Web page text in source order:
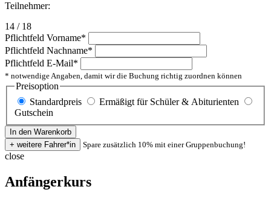
Teilnehmer:
14 / 18
Pflichtfeld Vorname*
Pflichtfeld Nachname*
Pflichtfeld E-Mail*
* notwendige Angaben, damit wir die Buchung richtig zuordnen können
Preisoption
Standardpreis
Ermäßigt für Schüler & Abiturienten
Gutschein
Spare zusätzlich 10% mit einer Gruppenbuchung!
close
Anfängerkurs